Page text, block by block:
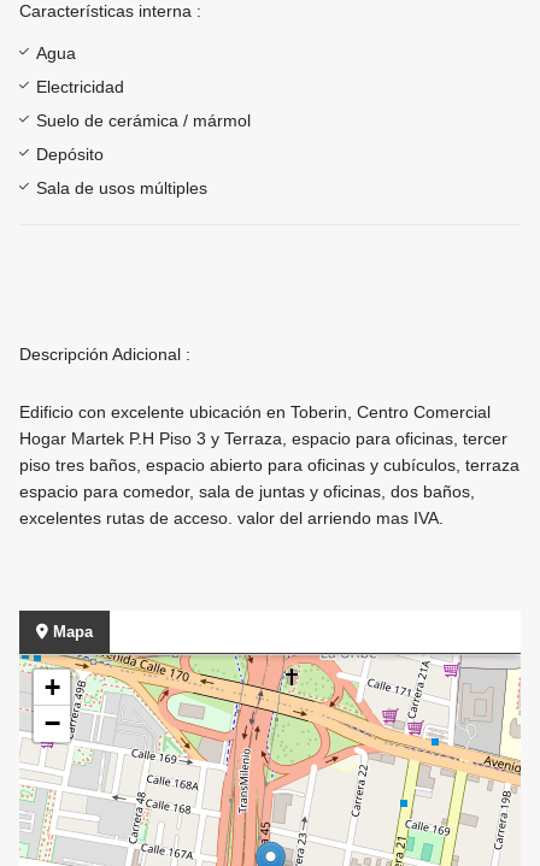
Características interna :
Agua
Electricidad
Suelo de cerámica / mármol
Depósito
Sala de usos múltiples
Descripción Adicional :
Edificio con excelente ubicación en Toberin, Centro Comercial
Hogar Martek P.H Piso 3 y Terraza, espacio para oficinas, tercer
piso tres baños, espacio abierto para oficinas y cubículos, terraza
espacio para comedor, sala de juntas y oficinas, dos baños,
excelentes rutas de acceso. valor del arriendo mas IVA.
Mapa
+
−